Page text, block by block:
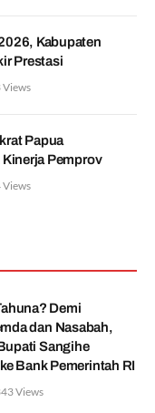
Kabupaten
Prestasi
Views
Papua
Pemprov
Views
Demi
dan Nasabah,
Sangihe
Bank Pemerintah RI
Views